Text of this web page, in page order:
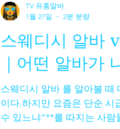
정보 주간·야간 선택 근무 가능 자세한 구인 조건은 문의 필
요 📌 다른 지역 참고 (대전
은 대전 외 지역이지만 마사
입니다.• 괴정테라피 – 대전
인 (초보·직장
스웨디시 알바
｜어떤 알바가
스웨디시 알바 를 알아볼 때
이다.하지만 요즘은 단순 시
수 있느냐”**를 따지는 사람
TV 유흥알바
1월 27일
2분 분량